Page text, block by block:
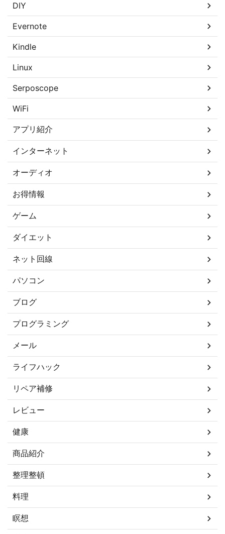
DIY
Evernote
Kindle
Linux
Serposcope
WiFi
アプリ紹介
インターネット
オーディオ
お得情報
ゲーム
ダイエット
ネット回線
パソコン
ブログ
プログラミング
メール
ライフハック
リペア補修
レビュー
健康
商品紹介
整理整頓
料理
瞑想